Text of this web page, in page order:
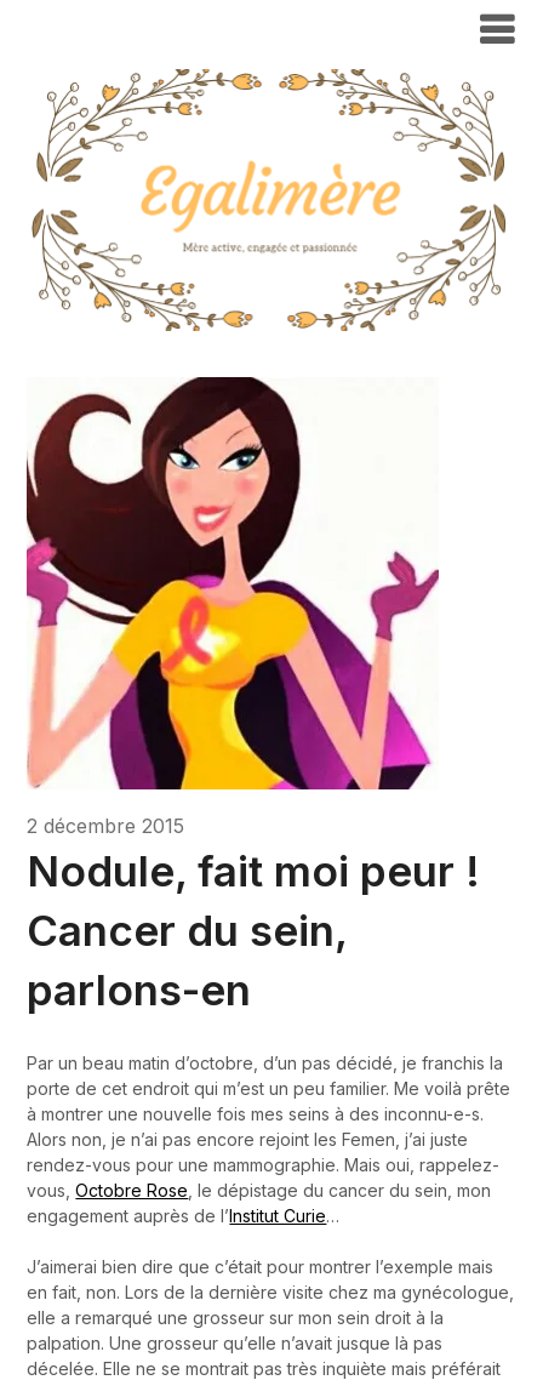
2 décembre 2015
Nodule, fait moi peur !
Cancer du sein,
parlons-en
Par un beau matin d’octobre, d’un pas décidé, je franchis la
porte de cet endroit qui m’est un peu familier. Me voilà prête
à montrer une nouvelle fois mes seins à des inconnu-e-s.
Alors non, je n’ai pas encore rejoint les Femen, j’ai juste
rendez-vous pour une mammographie. Mais oui, rappelez-
vous,Octobre Rose , le dépistage du cancer du sein, mon
engagement auprès de l’Institut Curie…
J’aimerai bien dire que c’était pour montrer l’exemple mais
en fait, non. Lors de la dernière visite chez ma gynécologue,
elle a remarqué une grosseur sur mon sein droit à la
palpation. Une grosseur qu’elle n’avait jusque là pas
décelée. Elle ne se montrait pas très inquiète mais préférait